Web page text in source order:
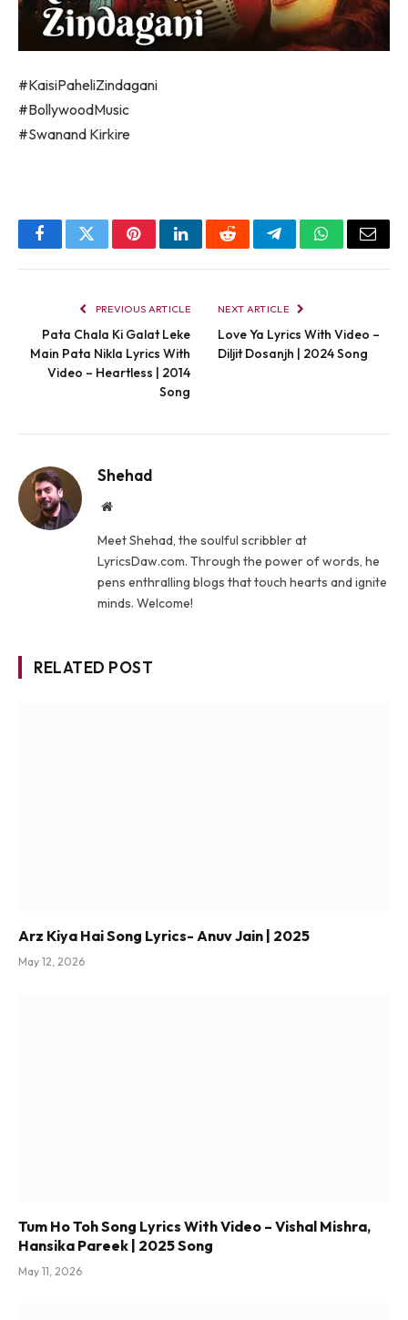
#KaisiPaheliZindagani
#BollywoodMusic
#Swanand Kirkire
FacebookTwitterPinterestLinkedInRedditTelegramWhatsApp
Email
PREVIOUS ARTICLE
Pata Chala Ki Galat Leke
Main Pata Nikla Lyrics With
Video – Heartless | 2014
Song
NEXT ARTICLE
Love Ya Lyrics With Video –
Diljit Dosanjh | 2024 Song
Shehad
Website
Meet Shehad, the soulful scribbler at
LyricsDaw.com. Through the power of words, he
pens enthralling blogs that touch hearts and ignite
minds. Welcome!
RELATED POST
Arz Kiya Hai Song Lyrics- Anuv Jain | 2025
May 12, 2026
Tum Ho Toh Song Lyrics With Video – Vishal Mishra,
Hansika Pareek | 2025 Song
May 11, 2026